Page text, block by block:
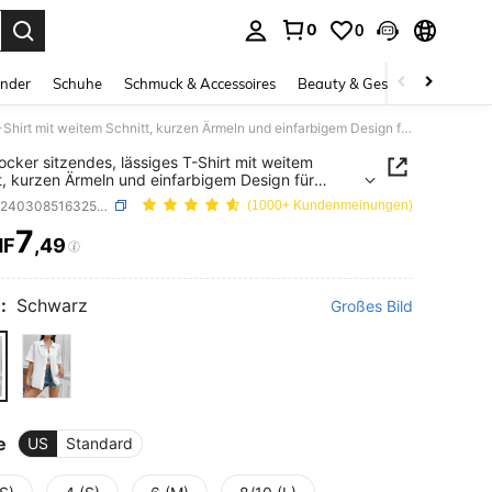
0 0
Schuhe Schmuck & Accessoires Beauty & Gesundheit
Flirla Locker sitzendes, lässiges T-Shirt mit weitem Schnitt, kurzen Ärmeln und einfarbigem Design für Frühling und Sommer
sitzendes, lässiges T-Shirt mit weitem
kurzen Ärmeln und einfarbigem Design für
und SommerSKU: sz2403085163253614 (1000+ Kundenmeinungen)
AND AVAILABILITY
7,49
Schwarz Großes Bild
US Standard